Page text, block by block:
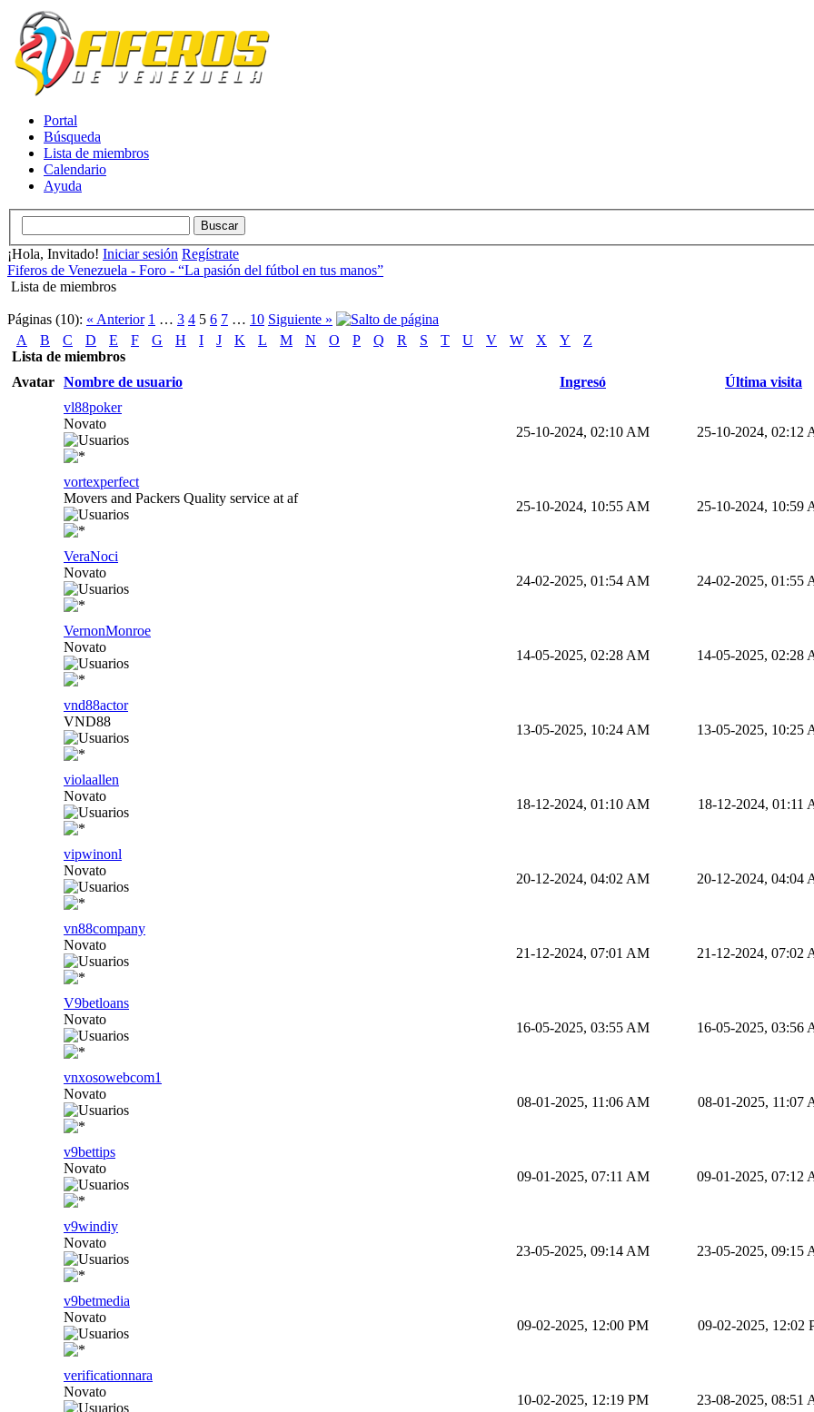
Portal
Búsqueda
Lista de miembros
Calendario
Ayuda
¡Hola, Invitado! Iniciar sesión Regístrate
Fiferos de Venezuela - Foro - “La pasión del fútbol en tus manos”
Lista de miembros
Páginas (10): « Anterior 1 … 3 4 5 6 7 … 10 Siguiente »
A
B C D E F G H I J K L M N O P Q R S T U V W X Y
Z
Lista de miembros
Avatar Nombre de usuario Ingresó Última visita
vl88poker
Novato
25-10-2024, 02:10 AM 25-10-2024, 02:12
vortexperfect
Movers and Packers Quality service at af
25-10-2024, 10:55 AM 25-10-2024, 10:59
VeraNoci
Novato
24-02-2025, 01:54 AM 24-02-2025, 01:55
VernonMonroe
Novato
14-05-2025, 02:28 AM 14-05-2025, 02:28
vnd88actor
VND88
13-05-2025, 10:24 AM 13-05-2025, 10:25
violaallen
Novato
18-12-2024, 01:10 AM 18-12-2024, 01:11
vipwinonl
Novato
20-12-2024, 04:02 AM 20-12-2024, 04:04
vn88company
Novato
21-12-2024, 07:01 AM 21-12-2024, 07:02
V9betloans
Novato
16-05-2025, 03:55 AM 16-05-2025, 03:56
vnxosowebcom1
Novato
08-01-2025, 11:06 AM 08-01-2025, 11:07
v9bettips
Novato
09-01-2025, 07:11 AM 09-01-2025, 07:12
v9windiy
Novato
23-05-2025, 09:14 AM 23-05-2025, 09:15
v9betmedia
Novato
09-02-2025, 12:00 PM 09-02-2025, 12:02
verificationnara
Novato
10-02-2025, 12:19 PM 23-08-2025, 08:51